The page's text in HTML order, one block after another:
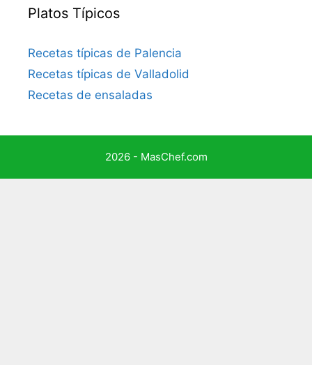
Platos Típicos
Recetas típicas de Palencia
Recetas típicas de Valladolid
Recetas de ensaladas
2026 - MasChef.com